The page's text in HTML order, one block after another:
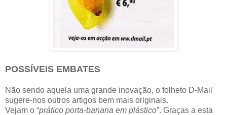
POSSÍVEIS EMBATES
Não sendo aquela uma grande inovação, o folheto D-Mail
sugere-nos outros artigos bem mais originais.
Vejam o “prático porta-banana em plástico”. Graças a esta